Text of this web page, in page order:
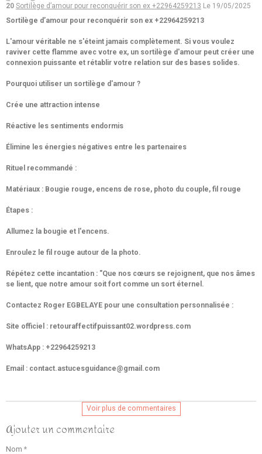
20 Sortilège d’amour pour reconquérir son ex +22964259213 Le 19/05/2025
Sortilège d’amour pour reconquérir son ex +22964259213
L'amour véritable ne s'éteint jamais complètement. Si vous voulez
raviver cette flamme avec votre ex, un sortilège d'amour peut créer une
connexion puissante et rétablir votre relation sur des bases solides.
Pourquoi utiliser un sortilège d'amour ?
Crée une attraction intense
Réactive les sentiments endormis
Élimine les énergies négatives entre les partenaires
Rituel recommandé :
Matériaux : Bougie rouge, encens de rose, photo du couple, fil rouge
Étapes :
Allumez la bougie et l'encens.
Enroulez le fil rouge autour de la photo.
Répétez cette incantation : "Que nos cœurs se rejoignent, que nos âmes
se lient, que notre amour soit fort comme un sort éternel.
Contactez Roger EGBELAYE pour une consultation personnalisée :
Site officiel : retouraffectifpuissant02.wordpress.com
WhatsApp : +22964259213
Email : contact.astucesguidance@gmail.com
Voir plus de commentaires
Ajouter un commentaire
Nom